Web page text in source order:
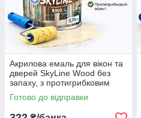
Акрилова емаль для вікон та
дверей SkyLine Wood без
запаху, з протигрибковим
ефектом, слонова кістка, 0.75
л
Готово до відправки